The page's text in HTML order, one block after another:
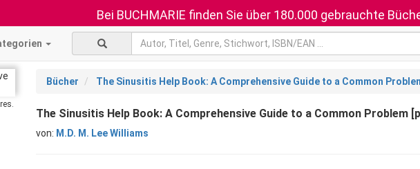
Bei BUCHMARIE finden Sie über 180.000 gebrauchte
Bücher The Sinusitis Help Book: A Comprehensive Guide to a Common
The Sinusitis Help Book: A Comprehensive Guide to a Common Problem
von: M.D. M. Lee Williams